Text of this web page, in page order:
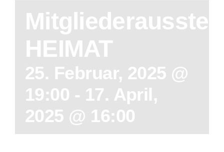
HEIMAT
25. Februar, 2025 @
19:00 - 17. April,
2025 @ 16:00